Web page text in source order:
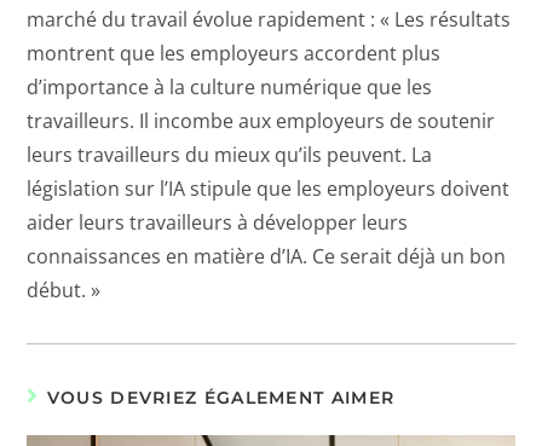
marché du travail évolue rapidement : « Les résultats
montrent que les employeurs accordent plus
d’importance à la culture numérique que les
travailleurs. Il incombe aux employeurs de soutenir
leurs travailleurs du mieux qu’ils peuvent. La
législation sur l’IA stipule que les employeurs doivent
aider leurs travailleurs à développer leurs
connaissances en matière d’IA. Ce serait déjà un bon
début. »
VOUS DEVRIEZ ÉGALEMENT AIMER